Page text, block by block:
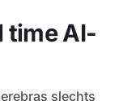
time AI-
slechts